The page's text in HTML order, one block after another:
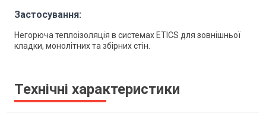
Застосування:
Негорюча теплоізоляція в системах ETICS для зовнішньої
кладки, монолітних та збірних стін.
Технічні характеристики